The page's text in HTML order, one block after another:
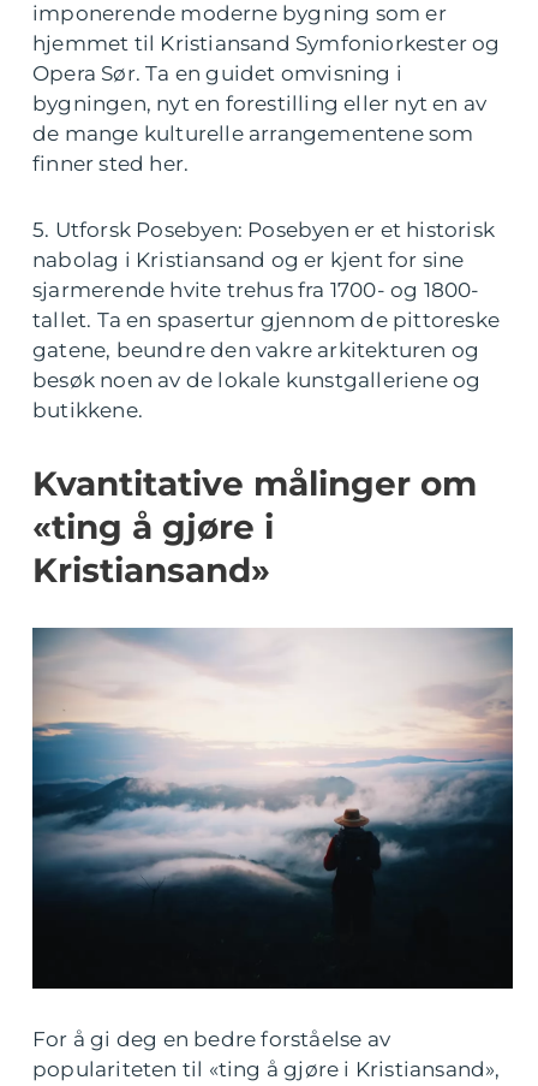
imponerende moderne bygning som er
hjemmet til Kristiansand Symfoniorkester og
Opera Sør. Ta en guidet omvisning i
bygningen, nyt en forestilling eller nyt en av
de mange kulturelle arrangementene som
finner sted her.
5. Utforsk Posebyen: Posebyen er et historisk
nabolag i Kristiansand og er kjent for sine
sjarmerende hvite trehus fra 1700- og 1800-
tallet. Ta en spasertur gjennom de pittoreske
gatene, beundre den vakre arkitekturen og
besøk noen av de lokale kunstgalleriene og
butikkene.
Kvantitative målinger om
«ting å gjøre i
Kristiansand»
For å gi deg en bedre forståelse av
populariteten til «ting å gjøre i Kristiansand»,